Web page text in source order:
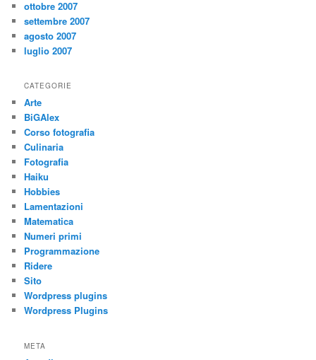
ottobre 2007
settembre 2007
agosto 2007
luglio 2007
CATEGORIE
Arte
BiGAlex
Corso fotografia
Culinaria
Fotografia
Haiku
Hobbies
Lamentazioni
Matematica
Numeri primi
Programmazione
Ridere
Sito
Wordpress plugins
Wordpress Plugins
META